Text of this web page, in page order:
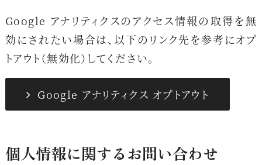
Google アナリティクスのアクセス情報の取得を無
効にされたい場合は、以下のリンク先を参考にオプ
トアウト（無効化）してください。
Google アナリティクス オプトアウト
個人情報に関するお問い合わせ